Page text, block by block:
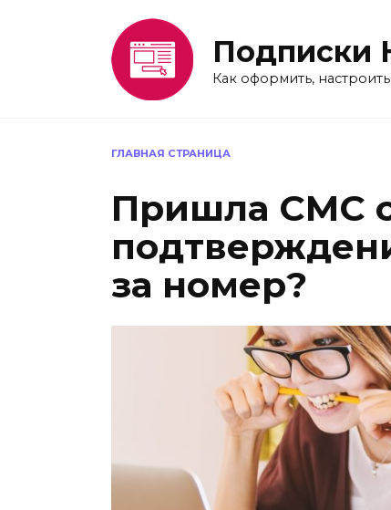
Подписки
Как оформить,
ГЛАВНАЯ СТРАНИЦА
Пришла СМС
за номер?